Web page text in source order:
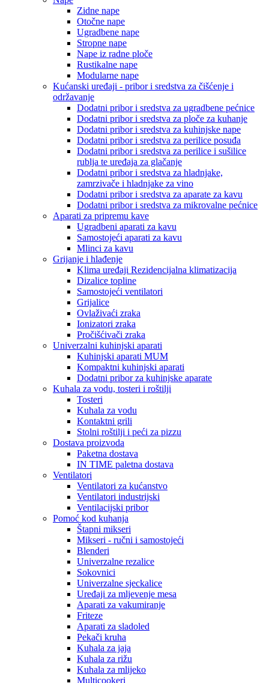
Zidne nape
Otočne nape
Ugradbene nape
Stropne nape
Nape iz radne ploče
Rustikalne nape
Modularne nape
Kućanski uređaji - pribor i sredstva za čišćenje i
održavanje
Dodatni pribor i sredstva za ugradbene pećnice
Dodatni pribor i sredstva za ploče za kuhanje
Dodatni pribor i sredstva za kuhinjske nape
Dodatni pribor i sredstva za perilice posuđa
Dodatni pribor i sredstva za perilice i sušilice
rublja te uređaja za glačanje
Dodatni pribor i sredstva za hladnjake,
zamrzivače i hladnjake za vino
Dodatni pribor i sredstva za aparate za kavu
Dodatni pribor i sredstva za mikrovalne pećnice
Aparati za pripremu kave
Ugradbeni aparati za kavu
Samostojeći aparati za kavu
Mlinci za kavu
Grijanje i hlađenje
Klima uređaji Rezidencijalna klimatizacija
Dizalice topline
Samostojeći ventilatori
Grijalice
Ovlaživaći zraka
Ionizatori zraka
Pročišćivači zraka
Univerzalni kuhinjski aparati
Kuhinjski aparati MUM
Kompaktni kuhinjski aparati
Dodatni pribor za kuhinjske aparate
Kuhala za vodu, tosteri i roštilji
Tosteri
Kuhala za vodu
Kontaktni grili
Stolni roštilji i peći za pizzu
Dostava proizvoda
Paketna dostava
IN TIME paletna dostava
Ventilatori
Ventilatori za kućanstvo
Ventilatori industrijski
Ventilacijski pribor
Pomoć kod kuhanja
Štapni mikseri
Mikseri - ručni i samostojeći
Blenderi
Univerzalne rezalice
Sokovnici
Univerzalne sjeckalice
Uređaji za mljevenje mesa
Aparati za vakumiranje
Friteze
Aparati za sladoled
Pekači kruha
Kuhala za jaja
Kuhala za rižu
Kuhala za mlijeko
Multicookeri